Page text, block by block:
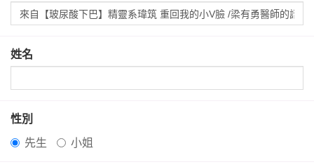
姓名
性別
先生
小姐